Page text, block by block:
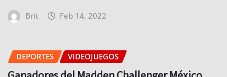
Brit Feb 14, 2022
DEPORTES VIDEOJUEGOS